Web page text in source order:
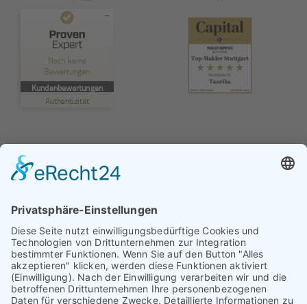
Noch keine
Bewertungen
Kundenbewertungen
Authentizität
Kundenbewertungen und Erfahrungen zu
MANGELHAFT
kontakt@tauriba.de
Haftungsauschluss: Alle auf diesen Seiten veröffentlichten
Informationen wurden nach bestem Wissen und